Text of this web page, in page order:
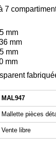
7
mm
mm
mm
mm
MAL947
Mallette pièces
Vente libre